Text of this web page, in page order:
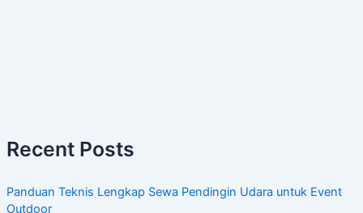
Recent Posts
Panduan Teknis Lengkap Sewa Pendingin Udara untuk Event
Outdoor